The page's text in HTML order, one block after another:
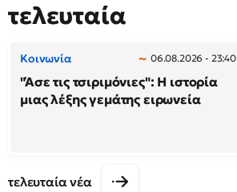
τελευταία
Κοινωνία 06.08.2026 - 23:40
"Άσε τις τσιριμόνιες": Η ιστορία
μιας λέξης γεμάτης ειρωνεία
τελευταία νέα